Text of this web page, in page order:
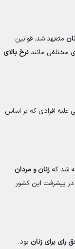
متعهد شد. قوانین
مختلفی مانندنرخ بالای
افرادی که بر اساس
شد کهزنان و مردان
پیشرفت این کشور
رای برای زنان بود.